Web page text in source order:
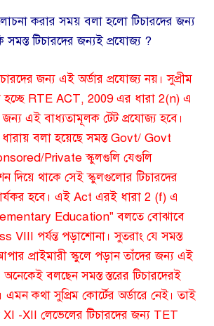
করার সময় বলা হলো টিচারদের জন্য
সমস্ত টিচারদের জন্যই প্রযোজ্য ?
জন্য এই অর্ডার প্রযোজ্য নয়। সুপ্রীম
হচ্ছে RTE ACT, 2009 এর ধারা 2(n) এ
এই বাধ্যতামূলক টেট প্রযোজ্য হবে।
বলা হয়েছে সমস্ত Govt/ Govt
Private স্কুলগুলি যেগুলি
দিয়ে থাকে সেই স্কুলগুলোর টিচারদের
কার্যকর হবে। এই Act এরই ধারা 2 (f) এ
Education” বলতে বোঝাবে
VIII পর্যন্ত পড়াশোনা। সুতরাং যে সমস্ত
প্রাইমারী স্কুলে পড়ান তাঁদের জন্য এই
বলছেন সমস্ত স্তরের টিচারদেরই
কথা সুপ্রিম কোর্টের অর্ডারে নেই। তাই
-XII লেভেলের টিচারদের জন্য TET